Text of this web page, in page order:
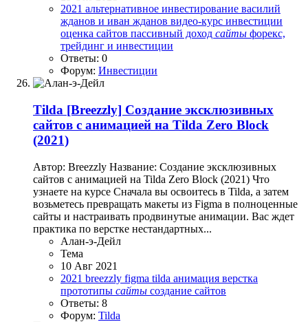
2021 альтернативное инвестирование василий
жданов и иван жданов видео-курс инвестиции
оценка сайтов пассивный доход сайты форекс,
трейдинг и инвестиции
Ответы: 0
Форум: Инвестиции
Tilda [Breezzly] Создание эксклюзивных
сайтов с анимацией на Tilda Zero Block
(2021)
Автор: Breezzly Название: Создание эксклюзивных
сайтов с анимацией на Tilda Zero Block (2021) Что
узнаете на курсе Сначала вы освоитесь в Tilda, а затем
возьметесь превращать макеты из Figma в полноценные
сайты и настраивать продвинутые анимации. Вас ждет
практика по верстке нестандартных...
Алан-э-Дейл
Тема
10 Авг 2021
2021 breezzly figma tilda анимация верстка
прототипы сайты создание сайтов
Ответы: 8
Форум: Tilda